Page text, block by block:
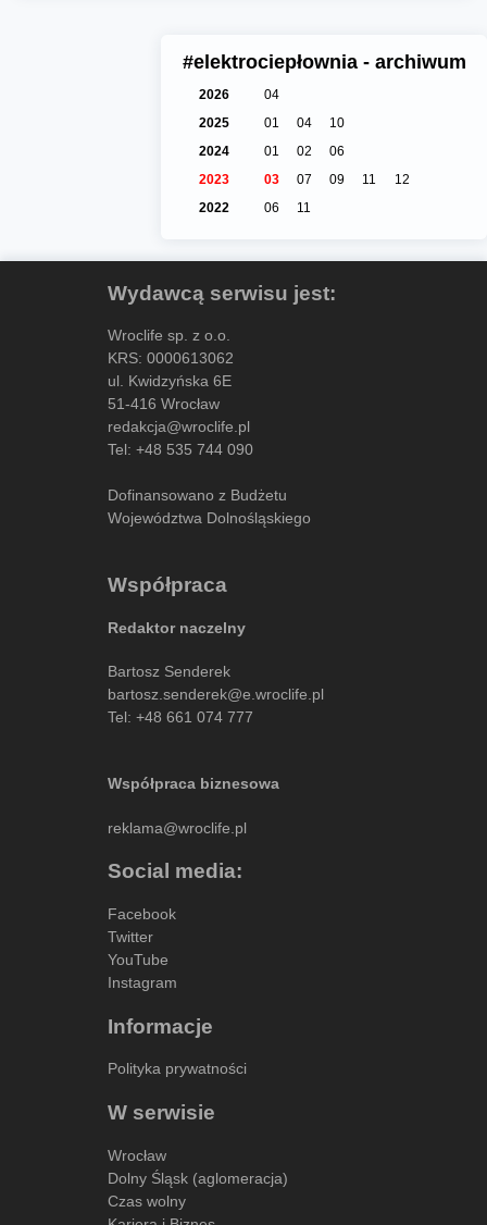
#elektrociepłownia - archiwum
2026
04
2025
01 04
10
2024
01 02
06
2023
03 07 09 11
12
2022
06 11
Wydawcą serwisu jest:
Wroclife sp. z o.o.
KRS: 0000613062
ul. Kwidzyńska 6E
51-416 Wrocław
redakcja@wroclife.pl
Tel: +48 535 744 090
Dofinansowano z Budżetu
Województwa Dolnośląskiego
Współpraca
Redaktor naczelny
Bartosz Senderek
bartosz.senderek@e.wroclife.pl
Tel: +48 661 074 777
Współpraca biznesowa
reklama@wroclife.pl
Social media:
Facebook
Twitter
YouTube
Instagram
Informacje
Polityka prywatności
W serwisie
Wrocław
Dolny Śląsk (aglomeracja)
Czas wolny